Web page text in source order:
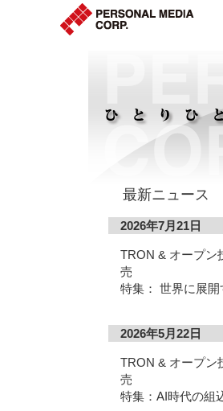
最新ニュース
2026年7月21日
TRON & オープン
売
特集： 世界に展
2026年5月22日
TRON & オープン
売
特集：AI時代の組